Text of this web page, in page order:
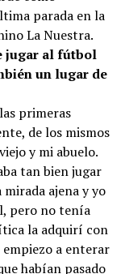
parada en la
La Nuestra.
jugar al fútbol
un lugar de
primeras
de los mismos
y mi abuelo.
tan bien jugar
ajena y yo
pero no tenía
la adquirí con
a enterar
habían pasado